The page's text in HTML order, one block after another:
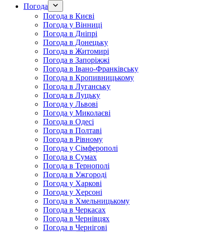
Погода
Погода в Києві
Погода у Вінниці
Погода в Дніпрі
Погода в Донецьку
Погода в Житомирі
Погода в Запоріжжі
Погода в Івано-Франківську
Погода в Кропивницькому
Погода в Луганську
Погода в Луцьку
Погода у Львові
Погода у Миколаєві
Погода в Одесі
Погода в Полтаві
Погода в Рівному
Погода у Сімферополі
Погода в Сумах
Погода в Тернополі
Погода в Ужгороді
Погода у Харкові
Погода у Херсоні
Погода в Хмельницькому
Погода в Черкасах
Погода в Чернівцях
Погода в Чернігові